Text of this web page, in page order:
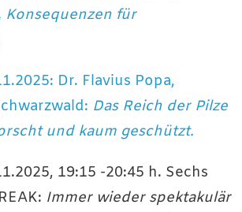
Konsequenzen für
Dr. Flavius Popa,
Das Reich der Pilze
und kaum geschützt.
19:15 -20:45 h. Sechs
Immer wieder spektakulär